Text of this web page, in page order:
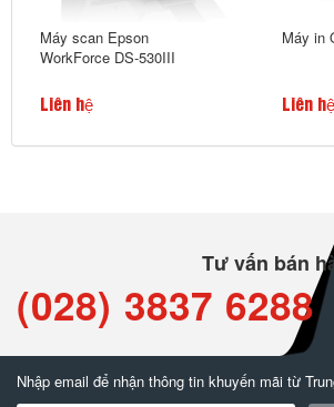
Máy scan Epson
WorkForce DS-530III
Liên hệ
Máy in
Liên hệ
Tư vấn bán
(028) 3837 6288
Nhập email để nhận thông tin khuyến mãi từ